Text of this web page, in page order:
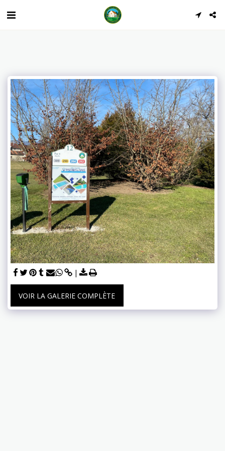
VOIR LA GALERIE COMPLÈTE